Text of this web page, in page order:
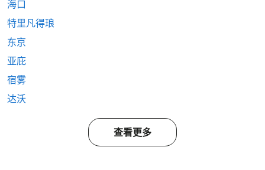
海口
特里凡得琅
东京
亚庇
宿雾
达沃
查看更多